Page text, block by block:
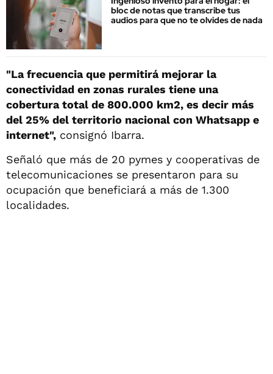
bloc de notas que transcribe tus
audios para que no te olvides de nada
"La frecuencia que permitirá mejorar la
conectividad en zonas rurales tiene una
cobertura total de 800.000 km2, es decir más
del 25% del territorio nacional con Whatsapp e
internet", consignó Ibarra.
Señaló que más de 20 pymes y cooperativas de
telecomunicaciones se presentaron para su
ocupación que beneficiará a más de 1.300
localidades.